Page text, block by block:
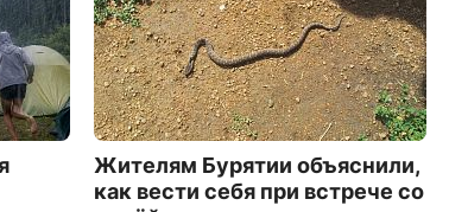
Жителям Бурятии объяснили,
как вести себя при встрече со